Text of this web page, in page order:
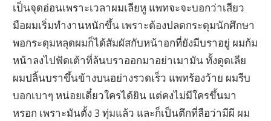
เป็นจุดอ่อนเพราะเวลาผมเลียหู แพทจะจะบอกว่าเสียว
มือผมเริ่มทำงานหนักขึ้น เพราะต้องปลดกระดุมนักศึกษา
พอกระดุมหลุดผมก็ได้สัมผัสกับหน้าอกที่ยังมีบราอยู่ ผมก้ม
หน้าลงไปฟัดเต้าที่ล้นบราออกมาอย่าเมามัน ทั้งดูดเลีย
ผมปลิ้นบราขึ้นข้างบนอย่างรวดเร็ว แพทร้องว้าย ผมรีบ
บอกเบาๆ หน่อยเดี๋ยวใครได้ยิน แต่คงไม่มีใครขึ้นมา
หรอก เพราะมันตั้ง 3 ทุ่มแล้ว และก็เป็นตึกที่ลือว่ามีผี ผม